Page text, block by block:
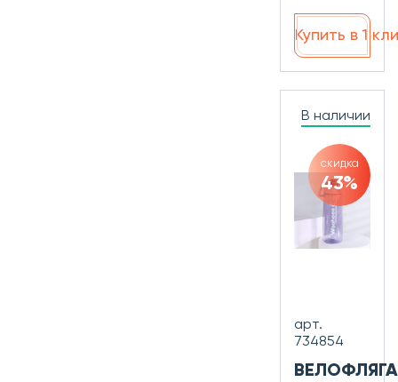
Купить в 1
В наличии
скидка
43%
арт.
734854
ВЕЛОФЛЯГА